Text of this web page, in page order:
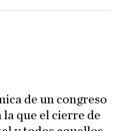
de un congreso
que el cierre de